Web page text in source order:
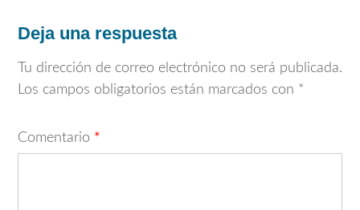
Deja una respuesta
Tu dirección de correo electrónico no será publicada.
Los campos obligatorios están marcados con *
Comentario *